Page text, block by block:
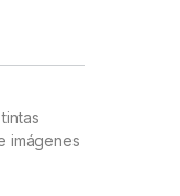
imágenes